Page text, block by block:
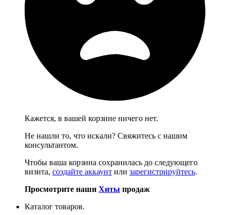
Кажется, в вашей корзине ничего нет.
Не нашли то, что искали? Свяжитесь с нашим
консультантом.
Чтобы ваша корзина сохранилась до следующего
визита, создайте аккаунт или зарегистрируйтесь.
Просмотрите наши Хиты продаж
Каталог товаров.